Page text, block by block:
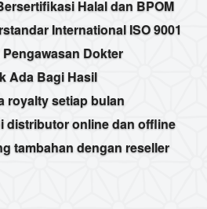
Halal dan BPOM
International ISO 9001
Dokter
Ada Bagi Hasil
royalty setiap bulan
distributor online dan offline
tambahan dengan reseller